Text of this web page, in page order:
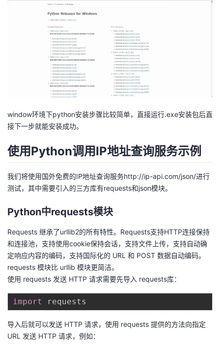
window环境下python安装步骤比较简单，直接运行.exe安装包后直
接下一步就能安装成功。
使用Python调用IP地址查询服务示例
我们将使用国外免费的IP地址查询服务http://ip-api.com/json/进行
测试，其中需要引入的三方库有requests和json模块。
Python中requests模块
Requests 继承了urllib2的所有特性。Requests支持HTTP连接保持
和连接池，支持使用cookie保持会话，支持文件上传，支持自动确
定响应内容的编码，支持国际化的 URL 和 POST 数据自动编码。
requests 模块比 urllib 模块更简洁。
使用 requests 发送 HTTP 请求需要先导入 requests库：
import
导入后就可以发送 HTTP 请求，使用 requests 提供的方法向指定
URL 发送 HTTP 请求，例如：